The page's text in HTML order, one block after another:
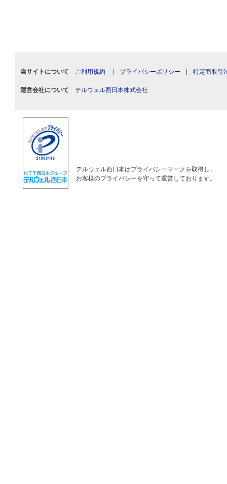
当サイトについて ご利用規約 | プライバシーポリシー | 特定商取引
運営会社について テルウェル西日本株式会社
テルウェル西日本はプライバシーマークを取得し、
お客様のプライバシーを守って運営しております。